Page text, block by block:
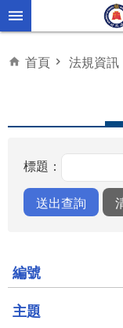
跳到主要內容區塊
首頁 法規資訊
標題：